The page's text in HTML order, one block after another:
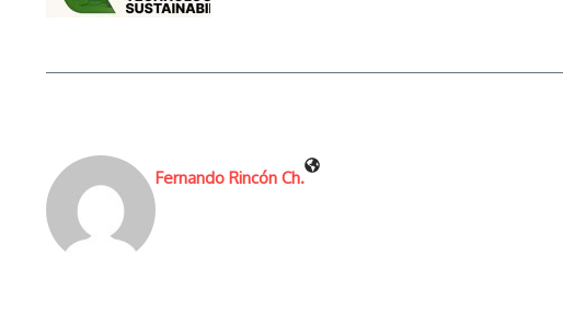
Fernando Rincón Ch.